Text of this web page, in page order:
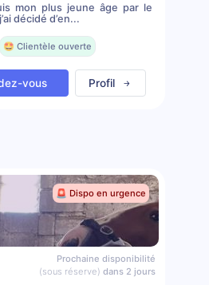
mon plus jeune âge par le
décidé d’en...
🤩 Clientèle ouverte
vous Profil
🚨 Dispo en urgence
Prochaine disponibilité
(sous réserve) dans 2 jours